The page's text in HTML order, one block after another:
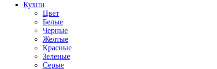
Кухни
Цвет
Белые
Черные
Желтые
Красные
Зеленые
Серые